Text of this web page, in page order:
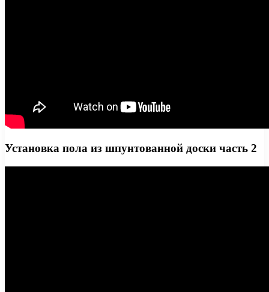
Установка пола из шпунтованной доски часть 2